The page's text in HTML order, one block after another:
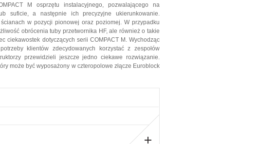
M osprzętu instalacyjnego, pozwalającego na
suficie, a następnie ich precyzyjne ukierunkowanie.
w pozycji pionowej oraz poziomej. W przypadku
obrócenia tuby przetwornika HF, ale również o takie
ciekawostek dotyczących serii COMPACT M. Wychodząc
klientów zdecydowanych korzystać z zespołów
przewidzieli jeszcze jedno ciekawe rozwiązanie.
może być wyposażony w czteropolowe złącze Euroblock